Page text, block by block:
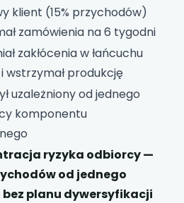
klient (15% przychodów)
zamówienia na 6 tygodni
zakłócenia w łańcuchu
wstrzymał produkcję
uzależniony od jednego
komponentu
ryzyka odbiorcy —
od jednego
planu dywersyfikacji